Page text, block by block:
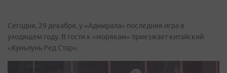
Сегодня, 29 декабря, у «Адмирала» последняя игра в
уходящем году. В гости к «морякам» приезжает китайский
«Куньлунь Ред Стар».